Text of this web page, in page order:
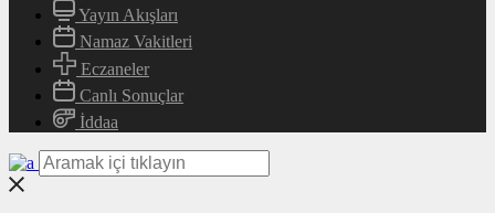
Yayın Akışları
Namaz Vakitleri
Eczaneler
Canlı Sonuçlar
İddaa